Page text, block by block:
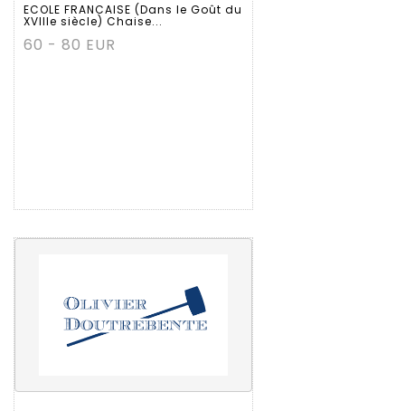
ECOLE FRANCAISE (Dans le Goût du
XVIIIe siècle) Chaise...
60 - 80 EUR